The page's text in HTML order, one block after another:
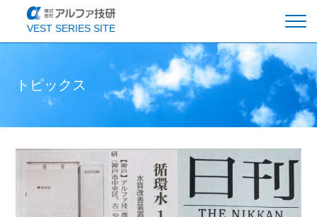
VEST SERIES SITE
ルフトベスト エコクールベスト アシストベスト
トピックス